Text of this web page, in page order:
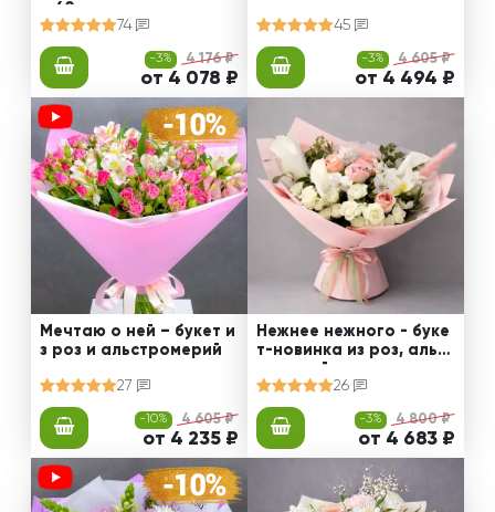
и 60 см
74
-3% 4 176 ₽
от 4 078 ₽
45
-3% 4 605 ₽
от 4 494 ₽
Мечтаю о ней – букет и
з роз и альстромерий
27
-10% 4 605 ₽
от 4 235 ₽
Нежнее нежного - буке
т-новинка из роз, альст
ромерий и калл
26
-3% 4 800 ₽
от 4 683 ₽